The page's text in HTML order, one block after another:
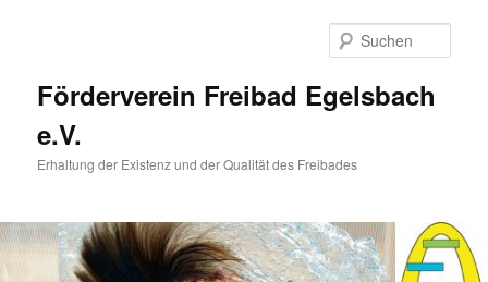
Förderverein Freibad Egelsbach
e.V.
Erhaltung der Existenz und der Qualität des Freibades